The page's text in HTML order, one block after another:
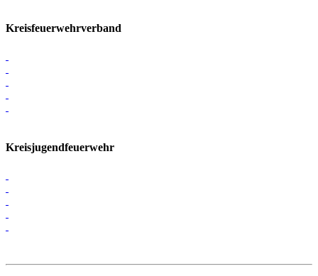
Kreisfeuerwehrverband
Kreisjugendfeuerwehr